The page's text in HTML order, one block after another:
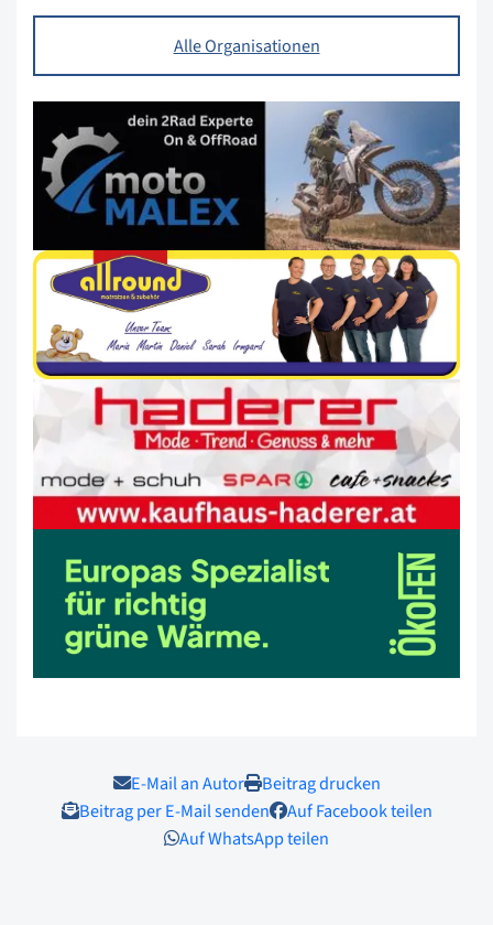
Alle Organisationen
E-Mail an Autor
Beitrag drucken
Beitrag per E-Mail senden
Auf Facebook teilen
Auf WhatsApp teilen